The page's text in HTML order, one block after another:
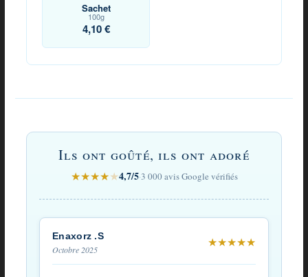
Sachet
100g
4,10 €
Avis
Noursons
gélifiés
bio
des
Vosges
Ils ont goûté, ils ont adoré
★★★★★4,7/5·3 000 avis Google vérifiés
Enaxorz .S
Octobre 2025
★★★★★